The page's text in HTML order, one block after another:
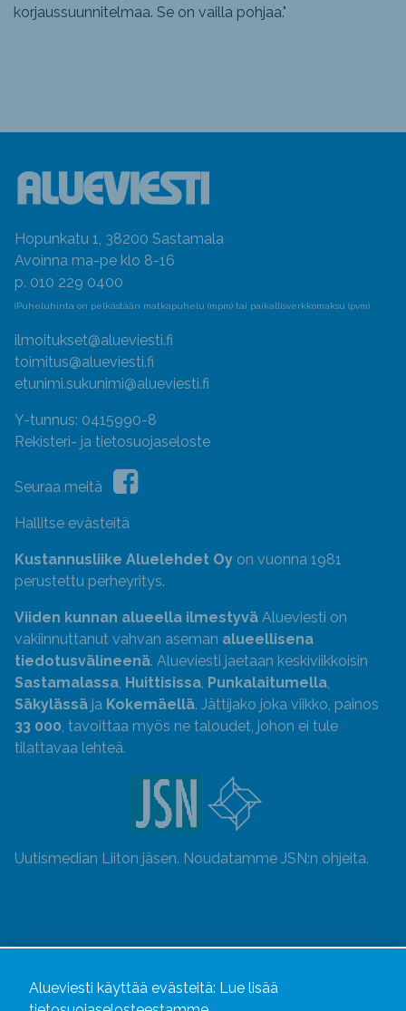
korjaussuunnitelmaa. Se on vailla pohjaa."
Hopunkatu 1, 38200 Sastamala
Avoinna ma-pe klo 8-16
p. 010 229 0400
(Puheluhinta on pelkästään matkapuhelu (mpm) tai paikallisverkkomaksu (pvm)
ilmoitukset@alueviesti.fi
toimitus@alueviesti.fi
etunimi.sukunimi@alueviesti.fi
Y-tunnus: 0415990-8
Rekisteri- ja tietosuojaseloste
Seuraa meitä
Hallitse evästeitä
Kustannusliike Aluelehdet Oy on vuonna 1981
perustettu perheyritys.
Viiden kunnan alueella ilmestyvä Alueviesti on
vakiinnuttanut vahvan aseman alueellisena
tiedotusvälineenä. Alueviesti jaetaan keskiviikkoisin
Sastamalassa, Huittisissa, Punkalaitumella,
Säkylässä ja Kokemäellä. Jättijako joka viikko, painos
33 000, tavoittaa myös ne taloudet, johon ei tule
tilattavaa lehteä.
Uutismedian Liiton jäsen. Noudatamme JSN:n ohjeita.
Alueviesti käyttää evästeitä: Lue lisää